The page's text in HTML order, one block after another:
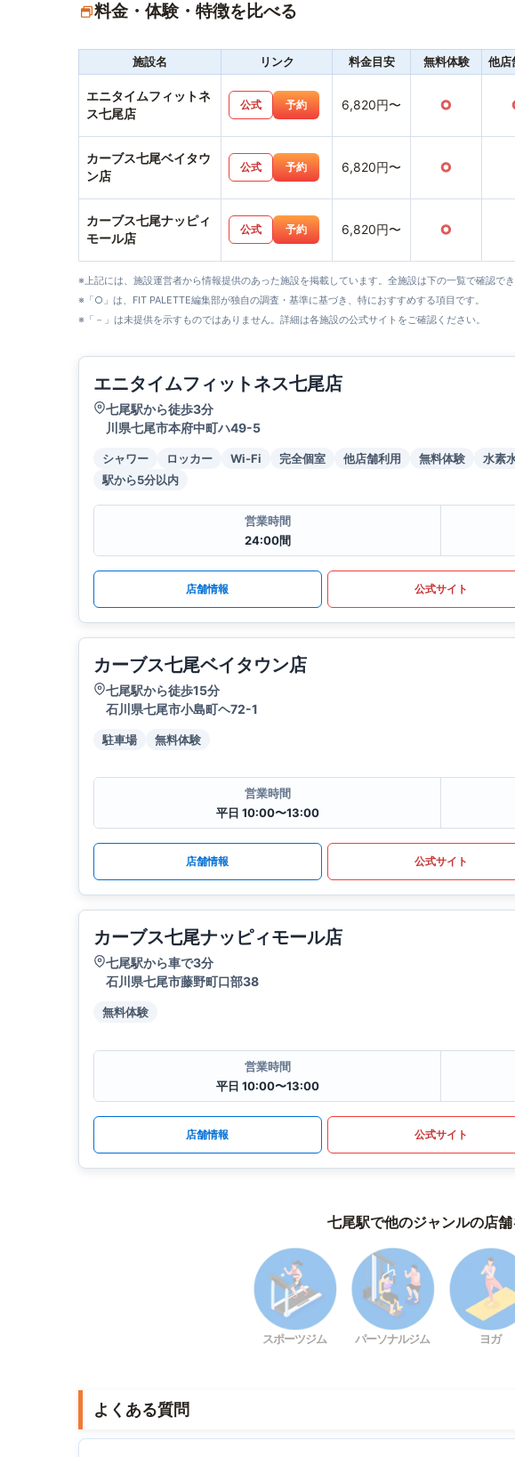
料金・体験・特徴を比べる
施設名 リンク 料金目安 無料体験 他店
エニタイムフィットネ
ス七尾店
公式 予約 6,820円〜 ○
カーブス七尾ベイタウ
ン店
公式 予約 6,820円〜 ○
カーブス七尾ナッピィ
モール店
公式 予約 6,820円〜 ○
※上記には、施設運営者から情報提供のあった施設を掲載しています。全施設は下の一覧で確認でき
※「○」は、FIT PALETTE編集部が独自の調査・基準に基づき、特におすすめする項目です。
※「－」は未提供を示すものではありません。詳細は各施設の公式サイトをご確認ください。
エニタイムフィットネス七尾店
七尾駅から徒歩3分
川県七尾市本府中町ハ49-5
シャワー ロッカー Wi-Fi 完全個室 他店舗利用 無料体験
水素
駅から5分以内
営業時間
24:00間
店舗情報 公式サイト
カーブス七尾ベイタウン店
七尾駅から徒歩15分
石川県七尾市小島町ヘ72-1
駐車場 無料体験
営業時間
平日 10:00〜13:00
店舗情報 公式サイト
カーブス七尾ナッピィモール店
七尾駅から車で3分
石川県七尾市藤野町口部38
無料体験
営業時間
平日 10:00〜13:00
店舗情報 公式サイト
七尾駅で他のジャンルの店
スポーツジム パーソナルジム ヨガ
よくある質問